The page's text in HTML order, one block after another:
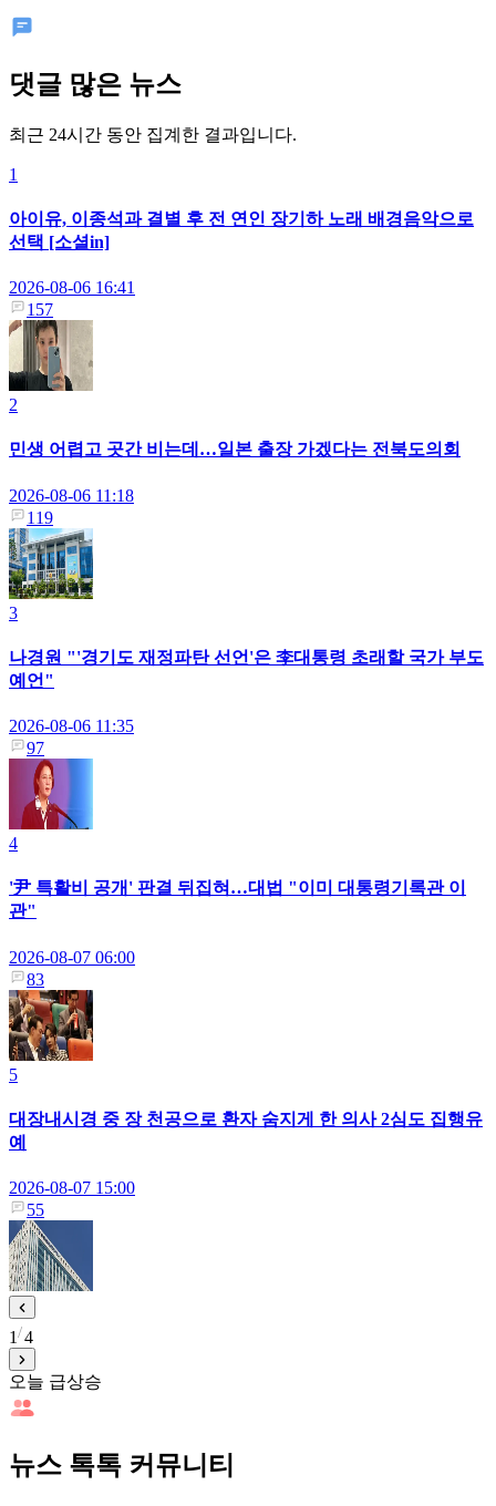
댓글 많은 뉴스
최근 24시간 동안 집계한 결과입니다.
1
아이유, 이종석과 결별 후 전 연인 장기하 노래 배경음악으로
선택 [소셜in]
2026-08-06 16:41
157
2
민생 어렵고 곳간 비는데…일본 출장 가겠다는 전북도의회
2026-08-06 11:18
119
3
나경원 "'경기도 재정파탄 선언'은 李대통령 초래할 국가 부도
예언"
2026-08-06 11:35
97
4
'尹 특활비 공개' 판결 뒤집혀…대법 "이미 대통령기록관 이
관"
2026-08-07 06:00
83
5
대장내시경 중 장 천공으로 환자 숨지게 한 의사 2심도 집행유
예
2026-08-07 15:00
55
1 4
오늘 급상승
뉴스 톡톡 커뮤니티